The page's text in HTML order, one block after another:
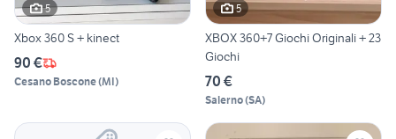
5
Xbox 360 S + kinect
90 €
Cesano Boscone(MI)
5
XBOX 360+7 Giochi Originali + 23
Giochi
70 €
Salerno(SA)